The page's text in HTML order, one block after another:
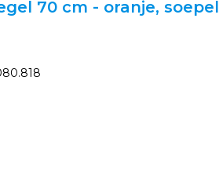
70 cm - oranje, soepel